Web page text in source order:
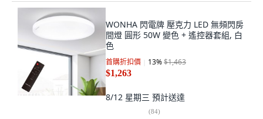
WONHA 閃電牌 壓克力 LED 無頻閃房
間燈 圓形 50W 變色 + 遙控器套組, 白
色
首購折扣價 13%$1,463
$1,263
8/12 星期三 預計送達
(84)